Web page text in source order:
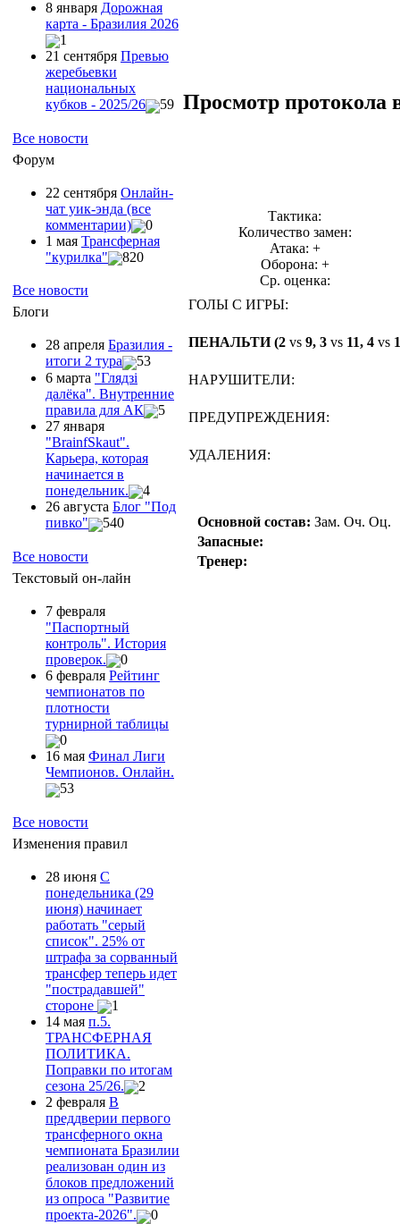
8 января Дорожная
карта - Бразилия 2026
1
21 сентября Превью
жеребьевки
национальных
кубков - 2025/26
59
Все новости
Форум
22 сентября Онлайн-
чат уик-энда (все
комментарии)
0
1 мая Трансферная
"курилка"
820
Все новости
Блоги
28 апреля Бразилия -
итоги 2 тура
53
6 марта "Глядзi
далёка". Внутренние
правила для АК
5
27 января
"ВrainfSkaut".
Карьера, которая
начинается в
понедельник.
4
26 августа Блог "Под
пивко"
540
Все новости
Текстовый он-лайн
7 февраля
"Паспортный
контроль". История
проверок.
0
6 февраля Рейтинг
чемпионатов по
плотности
турнирной таблицы
0
16 мая Финал Лиги
Чемпионов. Онлайн.
53
Все новости
Изменения правил
28 июня С
понедельника (29
июня) начинает
работать "серый
список". 25% от
штрафа за сорванный
трансфер теперь идет
"пострадавшей"
стороне
1
14 мая п.5.
ТРАНСФЕРНАЯ
ПОЛИТИКА.
Поправки по итогам
сезона 25/26.
2
2 февраля В
преддверии первого
трансферного окна
чемпионата Бразилии
реализован один из
блоков предложений
из опроса "Развитие
проекта-2026".
0
Просмотр протокола
Тактика:
Количество замен:
Атака: +
Оборона: +
Ср. оценка:
ГОЛЫ С ИГРЫ:
ПЕНАЛЬТИ (2 vs 9, 3 vs 11, 4 vs
НАРУШИТЕЛИ:
ПРЕДУПРЕЖДЕНИЯ:
УДАЛЕНИЯ:
Основной состав: Зам. Оч. Оц.
Запасные:
Тренер: